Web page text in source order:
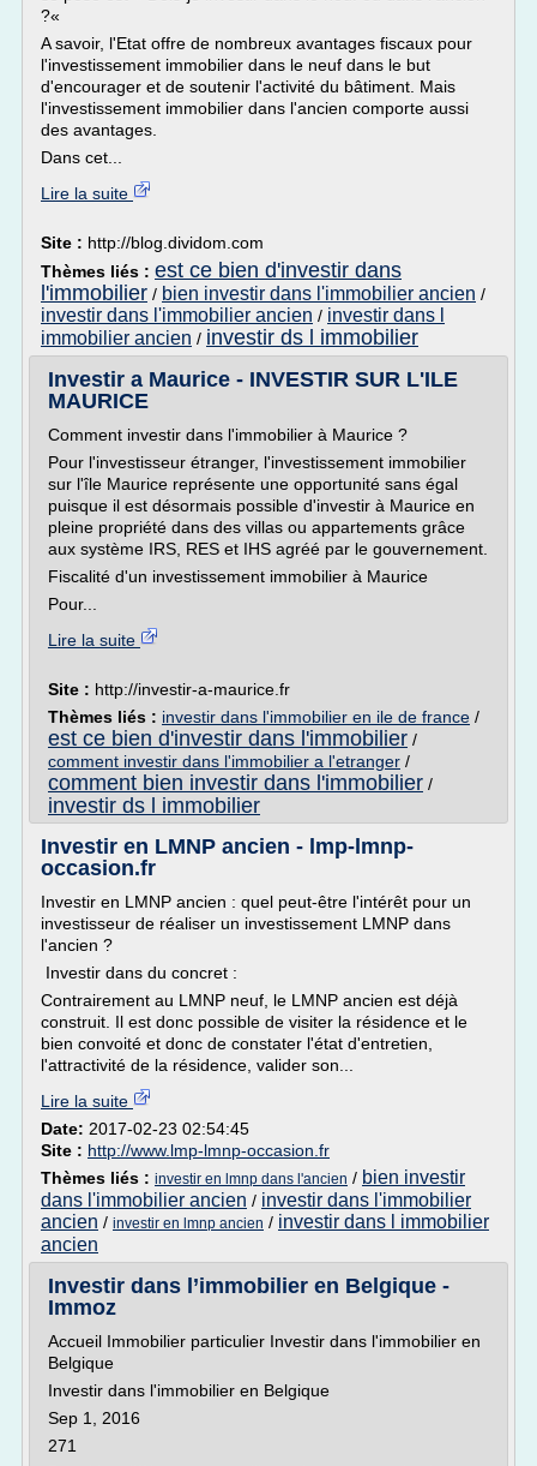
?«
A savoir, l'Etat offre de nombreux avantages fiscaux pour
l'investissement immobilier dans le neuf dans le but
d'encourager et de soutenir l'activité du bâtiment. Mais
l'investissement immobilier dans l'ancien comporte aussi
des avantages.
Dans cet...
Lire la suite
Site : http://blog.dividom.com
Thèmes liés : est ce bien d'investir dans
l'immobilier / bien investir dans l'immobilier ancien /
investir dans l'immobilier ancien / investir dans l
immobilier ancien / investir ds l immobilier
Investir a Maurice - INVESTIR SUR L'ILE
MAURICE
Comment investir dans l'immobilier à Maurice ?
Pour l'investisseur étranger, l'investissement immobilier
sur l'île Maurice représente une opportunité sans égal
puisque il est désormais possible d'investir à Maurice en
pleine propriété dans des villas ou appartements grâce
aux système IRS, RES et IHS agréé par le gouvernement.
Fiscalité d'un investissement immobilier à Maurice
Pour...
Lire la suite
Site : http://investir-a-maurice.fr
Thèmes liés : investir dans l'immobilier en ile de france /
est ce bien d'investir dans l'immobilier /
comment investir dans l'immobilier a l'etranger /
comment bien investir dans l'immobilier /
investir ds l immobilier
Investir en LMNP ancien - lmp-lmnp-
occasion.fr
Investir en LMNP ancien : quel peut-être l'intérêt pour un
investisseur de réaliser un investissement LMNP dans
l'ancien ?
Investir dans du concret :
Contrairement au LMNP neuf, le LMNP ancien est déjà
construit. Il est donc possible de visiter la résidence et le
bien convoité et donc de constater l'état d'entretien,
l'attractivité de la résidence, valider son...
Lire la suite
Date: 2017-02-23 02:54:45
Site : http://www.lmp-lmnp-occasion.fr
Thèmes liés : investir en lmnp dans l'ancien / bien investir
dans l'immobilier ancien / investir dans l'immobilier
ancien / investir en lmnp ancien / investir dans l immobilier
ancien
Investir dans l’immobilier en Belgique -
Immoz
Accueil Immobilier particulier Investir dans l'immobilier en
Belgique
Investir dans l'immobilier en Belgique
Sep 1, 2016
271